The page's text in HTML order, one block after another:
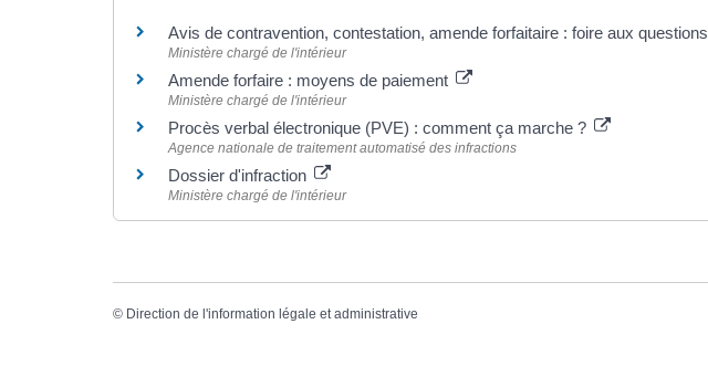
Avis de contravention, contestation, amende forfaitaire : foire aux questions
Ministère chargé de l'intérieur
Amende forfaire : moyens de paiement
Ministère chargé de l'intérieur
Procès verbal électronique (PVE) : comment ça marche ?
Agence nationale de traitement automatisé des infractions
Dossier d'infraction
Ministère chargé de l'intérieur
© Direction de l'information légale et administrative